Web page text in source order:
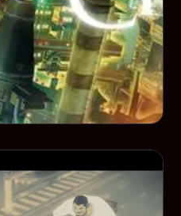
du ciel
le jeune Lubicchi